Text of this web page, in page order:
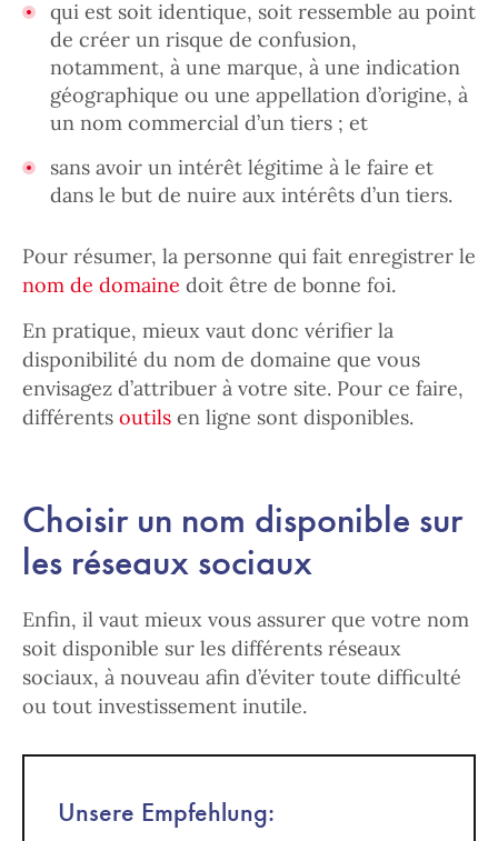
qui est soit identique, soit ressemble au point
de créer un risque de confusion,
notamment, à une marque, à une indication
géographique ou une appellation d’origine, à
un nom commercial d’un tiers ; et
sans avoir un intérêt légitime à le faire et
dans le but de nuire aux intérêts d’un tiers.
Pour résumer, la personne qui fait enregistrer le
nom de domaine doit être de bonne foi.
En pratique, mieux vaut donc vérifier la
disponibilité du nom de domaine que vous
envisagez d’attribuer à votre site. Pour ce faire,
différents outils en ligne sont disponibles.
Choisir un nom disponible sur
les réseaux sociaux
Enfin, il vaut mieux vous assurer que votre nom
soit disponible sur les différents réseaux
sociaux, à nouveau afin d’éviter toute difficulté
ou tout investissement inutile.
Unsere Empfehlung: